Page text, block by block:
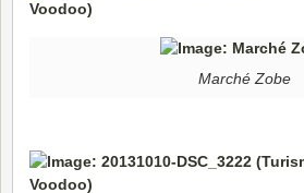
Marché Zobe